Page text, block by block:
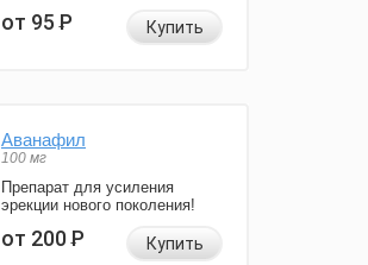
от 95Р Купить
Аванафил
100 мг
Препарат для усиления
эрекции нового поколения!
от 200Р Купить